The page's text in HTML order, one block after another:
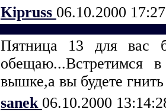
Kipruss 06.10.2000
Пятница 13 для вас
обещаю...Встретимся
вышке,а вы будете
sanek 06.10.2000